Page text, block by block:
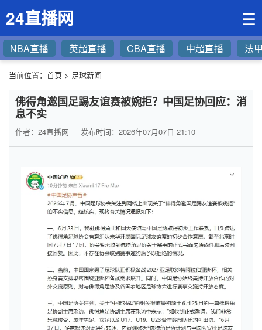
24直播网 ☰
NBA直播 英超直播 CBA直播 中超直播 法
当前位置： 首页 > 足球新闻
佛得角邀国足踢友谊赛被婉拒？中国足协回应：消
息不实
作者：24直播网 发布时间：2026年07月07日 21:10